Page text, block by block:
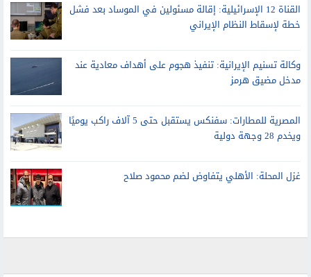
خطة لإسقاط النظام الإيراني
مدخل مضيق هرمز
ويخدم 28 وجهة دولية